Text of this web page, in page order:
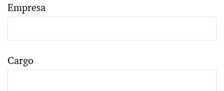
Empresa
Cargo